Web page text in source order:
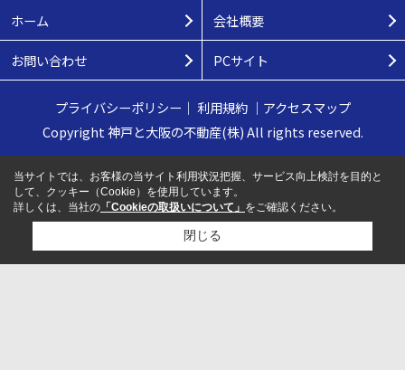
ホーム 会社概要
お問い合わせ PCサイト
プライバシーポリシー ｜ 利用規約｜ アクセスマップ
Copyright 神戸と大阪の不動産(株) All rights reserved.
当サイトでは、お客様の当サイト利用状況把握、サービス向上検討を目的と
して、クッキー（Cookie）を使用しています。
詳しくは、当社の 「Cookieの取扱いについて」 をご確認ください。
閉じる